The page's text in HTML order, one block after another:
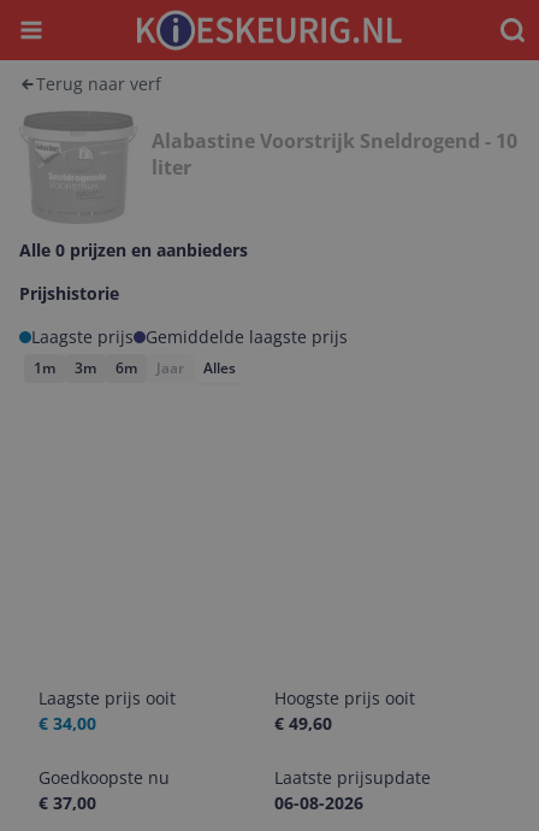
Menu
Terug naar verf
Alabastine Voorstrijk Sneldrogend - 10
liter
Alle 0 prijzen en aanbieders
Prijshistorie
Laagste prijs
Gemiddelde laagste prijs
1m 3m 6m Jaar Alles
Laagste prijs ooit
€ 34,00
Hoogste prijs ooit
€ 49,60
Goedkoopste nu
€ 37,00
Laatste prijsupdate
06-08-2026